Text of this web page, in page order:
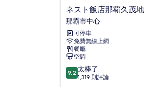
ネ
ス
ト
飯
店
那
覇
久
茂
ネスト飯店那覇久茂地
那霸市中心
可停車
免費無線上網
餐廳
空調
9.2
分，
9.2 太棒了
1,319 則評論